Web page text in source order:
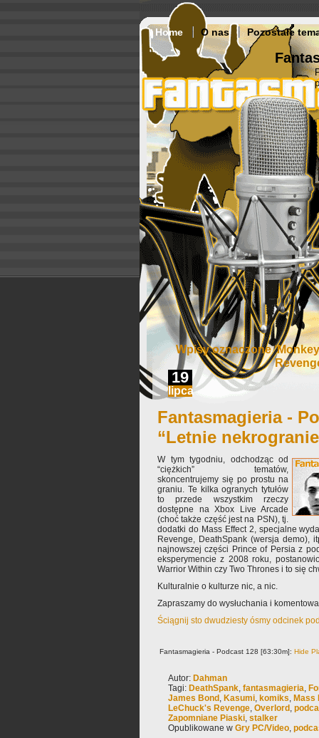
Home O nas Pozostałe
Wpisy oznaczone
19
lipca
Fantasmagieria -
“Letnie
W tym tygodniu, odchodząc od
“ciężkich” tematów,
skoncentrujemy się po prostu na
graniu. Te kilka ogranych tytułów
to przede wszystkim rzeczy
dostępne na Xbox Live Arcade
(choć także część jest na PSN), tj.
dodatki do Mass Effect 2, specjalne
Revenge, DeathSpank (wersja demo),
najnowszej części Prince of Persia z
eksperymencie z 2008 roku,
Warrior Within czy Two Thrones i to się
Kulturalnie o kulturze nic, a nic.
Zapraszamy do wysłuchania i
Ściągnij sto dwudziesty ósmy odcinek
Fantasmagieria - Podcast 128 [63:30m]: Hide
Autor: Dahman
Tagi: DeathSpank, fantasmagieria,
James Bond , Kasumi, komiks, Mass
LeChuck's Revenge, Overlord ,
Zapomniane Piaski, stalker
Opublikowane w Gry PC/Video,